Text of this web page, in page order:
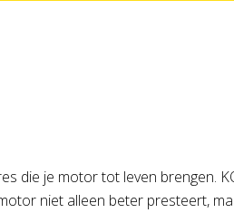
die je motor tot leven brengen.
niet alleen beter presteert,